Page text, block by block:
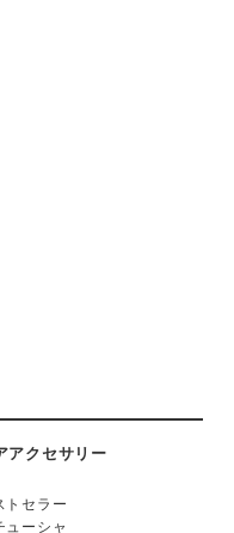
アクセサリー
トセラー
ューシャ